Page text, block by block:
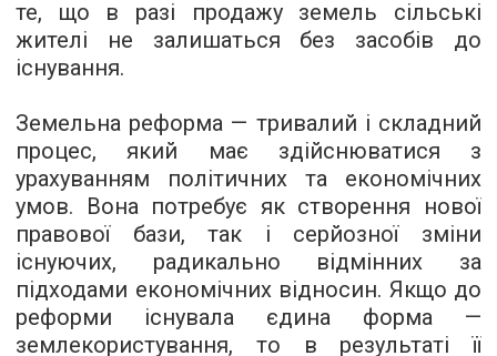
те, що в разі продажу земель сільські
жителі не залишаться без засобів до
існування.
Земельна реформа — тривалий і складний
процес, який має здійснюватися з
урахуванням політичних та економічних
умов. Вона потребує як створення нової
правової бази, так і серйозної зміни
існуючих, радикально відмінних за
підходами економічних відносин. Якщо до
реформи існувала єдина форма —
землекористування, то в результаті її